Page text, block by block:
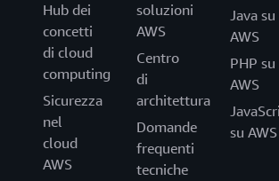
Hub dei
concetti
di cloud
computing
Sicurezza
nel
cloud
AWS
soluzioni
AWS
Centro
di
architettura
Domande
frequenti
tecniche
Java su
AWS
PHP su
AWS
su AWS